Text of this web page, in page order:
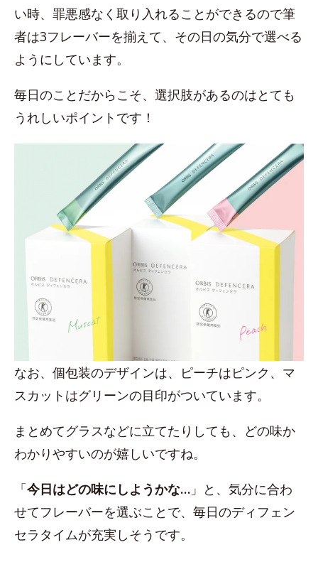
い時、罪悪感なく取り入れることができるので筆
者は3フレーバーを揃えて、その日の気分で選べる
ようにしています。
毎日のことだからこそ、選択肢があるのはとても
うれしいポイントです！
なお、個包装のデザインは、ピーチはピンク、マ
スカットはグリーンの目印がついています。
まとめてグラスなどに立てたりしても、どの味か
わかりやすいのが嬉しいですね。
「今日はどの味にしようかな… 」と、気分に合わ
せてフレーバーを選ぶことで、毎日のディフェン
セラタイムが充実しそうです。